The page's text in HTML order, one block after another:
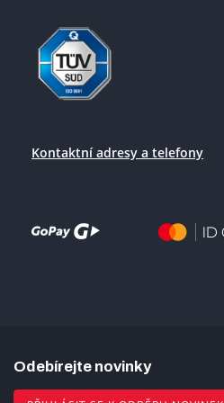
Kontaktní adresy a telefony
Odebírejte novinky